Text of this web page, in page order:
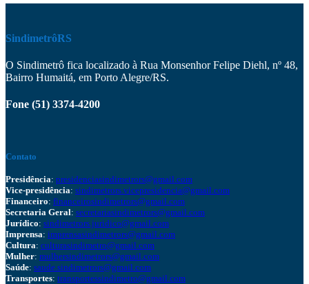
SindimetrôRS
O Sindimetrô fica localizado à Rua Monsenhor Felipe Diehl, nº 48,
Bairro Humaitá, em Porto Alegre/RS.
Fone (51) 3374-4200
Contato
Presidência: presidenciasindimetrors@gmail.com
Vice-presidência: sindimetrors.vicepresidencia@gmail.com
Financeiro: financeirosindimetrors@gmail.com
Secretaria Geral: secretariasindimetrors@gmail.com
Jurídico: sindimetrors.juridico@gmail.com
Imprensa: imprensasindimetrors@gmail.com
Cultura: culturasindimetro@gmail.com
Mulher: mulhersindimetrors@gmail.com
Saúde: saude.sindimetrors@gmail.com
Transportes: transportessindimetro@gmail.com